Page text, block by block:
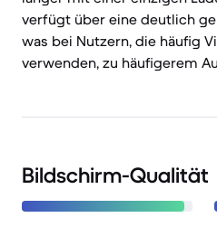
verfügt über eine deutlich
was bei Nutzern, die häufig
verwenden, zu häufigerem
Bildschirm-Qualität